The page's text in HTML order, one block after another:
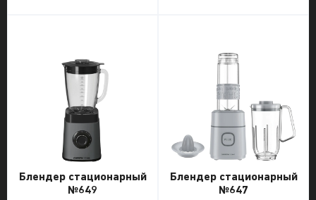
Блендер стационарный
№649
Блендер стационарный
№647